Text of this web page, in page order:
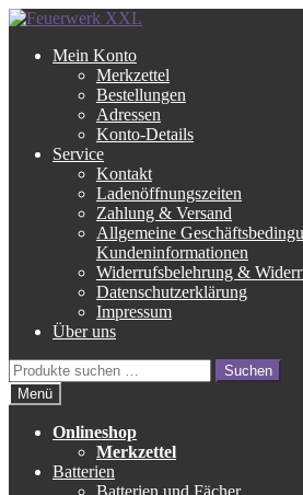
Zur
springen
Zum
springenMein Konto
Merkzettel
Bestellungen
Adressen
Konto-Details
Service
Kontakt
Ladenöffnungszeiten
Zahlung & Versand
Allgemeine
Kundeninformationen
Widerrufsbelehrung &
Datenschutzerklärung
Impressum
Über uns
Suche
nach:
Suchen
Menü
Onlineshop
Merkzettel
Batterien
Batterien und Fächer